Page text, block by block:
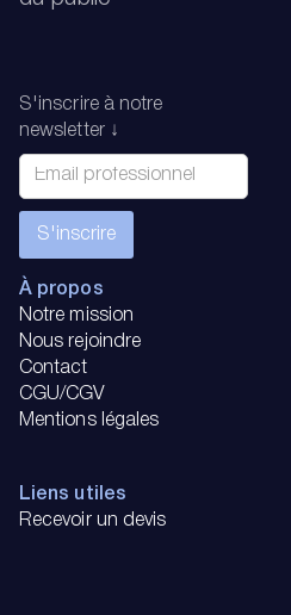
S'inscrire à notre
newsletter ↓
À propos
Notre mission
Nous rejoindre
Contact
CGU/CGV
Mentions légales
Liens utiles
Recevoir un devis